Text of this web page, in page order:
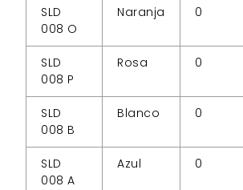
SLD
008 O
Naranja 0
SLD
008 P
Rosa 0
SLD
008 B
Blanco 0
SLD
008 A
Azul 0